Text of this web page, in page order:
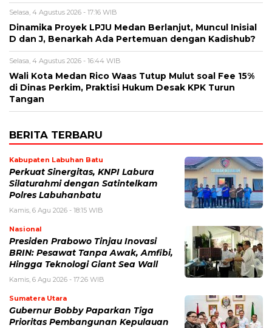
Selasa, 4 Agustus 2026 - 17:16 WIB
Dinamika Proyek LPJU Medan Berlanjut, Muncul Inisial
D dan J, Benarkah Ada Pertemuan dengan Kadishub?
Selasa, 4 Agustus 2026 - 16:44 WIB
Wali Kota Medan Rico Waas Tutup Mulut soal Fee 15%
di Dinas Perkim, Praktisi Hukum Desak KPK Turun
Tangan
BERITA TERBARU
Kabupaten Labuhan Batu
Perkuat Sinergitas, KNPI Labura
Silaturahmi dengan Satintelkam
Polres Labuhanbatu
Kamis, 6 Agu 2026 - 18:15 WIB
Nasional
Presiden Prabowo Tinjau Inovasi
BRIN: Pesawat Tanpa Awak, Amfibi,
Hingga Teknologi Giant Sea Wall
Kamis, 6 Agu 2026 - 17:26 WIB
Sumatera Utara
Gubernur Bobby Paparkan Tiga
Prioritas Pembangunan Kepulauan